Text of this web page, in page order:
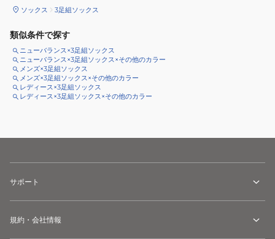
ソックス 3足組ソックス
類似条件で探す
ニューバランス×3足組ソックス
ニューバランス×3足組ソックス×その他のカラー
メンズ×3足組ソックス
メンズ×3足組ソックス×その他のカラー
レディース×3足組ソックス
レディース×3足組ソックス×その他のカラー
サポート
規約・会社情報